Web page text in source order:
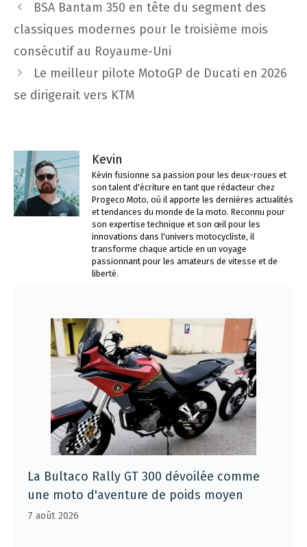
Navigation
des
articles
BSA Bantam 350 en tête du segment des
classiques modernes pour le troisième mois
consécutif au Royaume-Uni
Le meilleur pilote MotoGP de Ducati en 2026
se dirigerait vers KTM
Kevin
Kévin fusionne sa passion pour les deux-roues et
son talent d'écriture en tant que rédacteur chez
Progeco Moto, où il apporte les dernières actualités
et tendances du monde de la moto. Reconnu pour
son expertise technique et son œil pour les
innovations dans l'univers motocycliste, il
transforme chaque article en un voyage
passionnant pour les amateurs de vitesse et de
liberté.
La Bultaco Rally GT 300 dévoilée comme
une moto d'aventure de poids moyen
7 août 2026